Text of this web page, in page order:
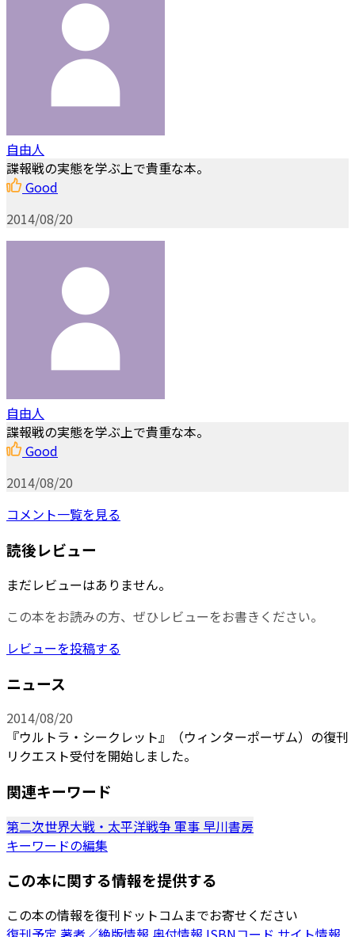
自由人
諜報戦の実態を学ぶ上で貴重な本。
Good
2014/08/20
自由人
諜報戦の実態を学ぶ上で貴重な本。
Good
2014/08/20
コメント一覧を見る
読後レビュー
まだレビューはありません。
この本をお読みの方、ぜひレビューをお書きください。
レビューを投稿する
ニュース
2014/08/20
『ウルトラ・シークレット』（ウィンターポーザム）の復刊
リクエスト受付を開始しました。
関連キーワード
第二次世界大戦・太平洋戦争軍事 早川書房
キーワードの編集
この本に関する情報を提供する
この本の情報を復刊ドットコムまでお寄せください